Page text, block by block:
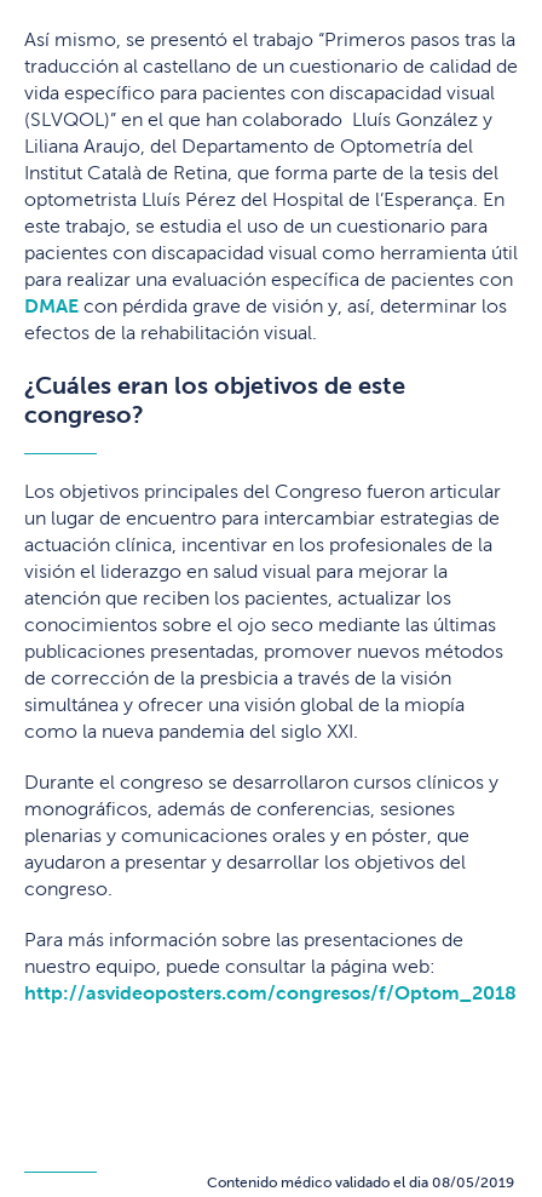
Así mismo, se presentó el trabajo “Primeros pasos tras la
traducción al castellano de un cuestionario de calidad de
vida específico para pacientes con discapacidad visual
(SLVQOL)” en el que han colaborado Lluís González y
Liliana Araujo, del Departamento de Optometría del
Institut Català de Retina, que forma parte de la tesis del
optometrista Lluís Pérez del Hospital de l’Esperança. En
este trabajo, se estudia el uso de un cuestionario para
pacientes con discapacidad visual como herramienta útil
para realizar una evaluación específica de pacientes con
DMAE con pérdida grave de visión y, así, determinar los
efectos de la rehabilitación visual.
¿Cuáles eran los objetivos de este
congreso?
Los objetivos principales del Congreso fueron articular
un lugar de encuentro para intercambiar estrategias de
actuación clínica, incentivar en los profesionales de la
visión el liderazgo en salud visual para mejorar la
atención que reciben los pacientes, actualizar los
conocimientos sobre el ojo seco mediante las últimas
publicaciones presentadas, promover nuevos métodos
de corrección de la presbicia a través de la visión
simultánea y ofrecer una visión global de la miopía
como la nueva pandemia del siglo XXI.
Durante el congreso se desarrollaron cursos clínicos y
monográficos, además de conferencias, sesiones
plenarias y comunicaciones orales y en póster, que
ayudaron a presentar y desarrollar los objetivos del
congreso.
Para más información sobre las presentaciones de
nuestro equipo, puede consultar la página web:
http://asvideoposters.com/congresos/f/Optom_2018
Contenido médico validado el dia 08/05/2019